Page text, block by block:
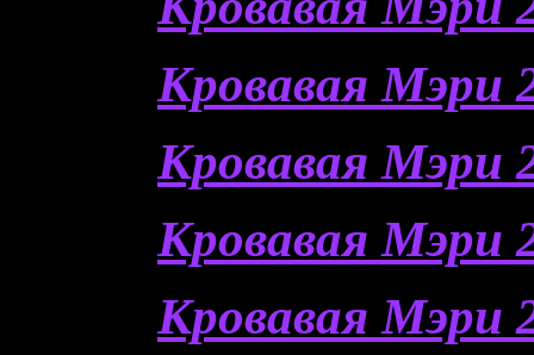
Кровавая Мэри
Кровавая Мэри
Кровавая Мэри
Кровавая Мэри